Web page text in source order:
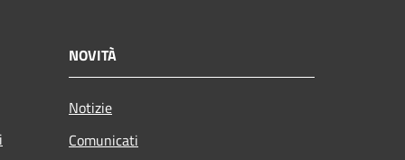
NOVITÀ
Notizie
Comunicati